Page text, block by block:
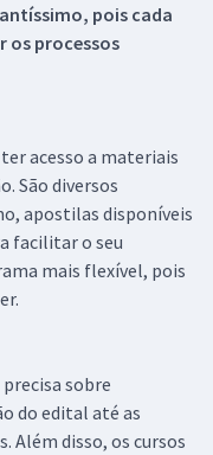
pois cada
os processos
acesso a materiais
São diversos
apostilas disponíveis
facilitar o seu
mais flexível, pois
sobre
do edital até as
Além disso, os cursos